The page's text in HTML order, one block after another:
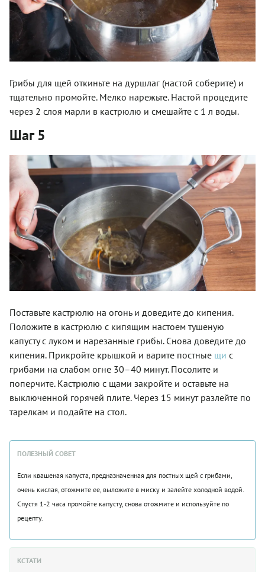
Грибы для щей откиньте на дуршлаг (настой соберите) и
тщательно промойте. Мелко нарежьте. Настой процедите
через 2 слоя марли в кастрюлю и смешайте с 1 л воды.
Шаг 5
Поставьте кастрюлю на огонь и доведите до кипения.
Положите в кастрюлю с кипящим настоем тушеную
капусту с луком и нарезанные грибы. Снова доведите до
кипения. Прикройте крышкой и варите постные щи с
грибами на слабом огне 30–40 минут. Посолите и
поперчите. Кастрюлю с щами закройте и оставьте на
выключенной горячей плите. Через 15 минут разлейте по
тарелкам и подайте на стол.
ПОЛЕЗНЫЙ СОВЕТ
Если квашеная капуста, предназначенная для постных щей с грибами,
очень кислая, отожмите ее, выложите в миску и залейте холодной водой.
Спустя 1-2 часа промойте капусту, снова отожмите и используйте по
рецепту.
КСТАТИ